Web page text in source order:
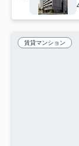
賃貸マンション